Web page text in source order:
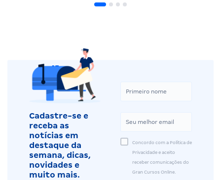
Cadastre-se e
receba as
notícias em
destaque da
semana, dicas,
novidades e
muito mais.
Concordo com a Política de
Privacidade e aceito
receber comunicações do
Gran Cursos Online.